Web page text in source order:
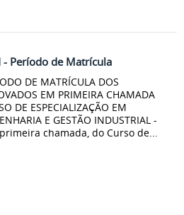
- Período de Matrícula
DE MATRÍCULA DOS
EM PRIMEIRA CHAMADA
DE ESPECIALIZAÇÃO EM
E GESTÃO INDUSTRIAL -
chamada, do Curso de...